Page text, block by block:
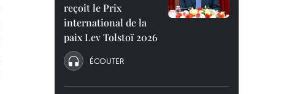
reçoit le Prix
international de la
paix Lev Tolstoï 2026
ÉCOUTER